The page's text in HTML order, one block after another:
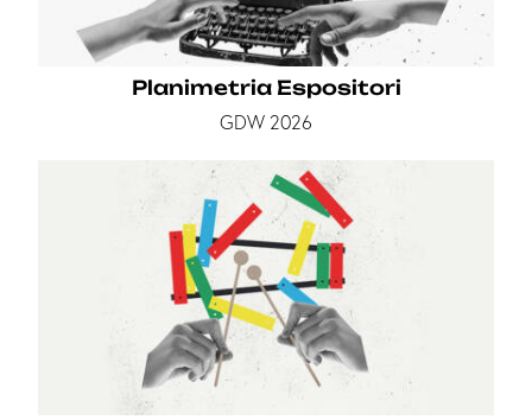
Planimetria Espositori
GDW 2026